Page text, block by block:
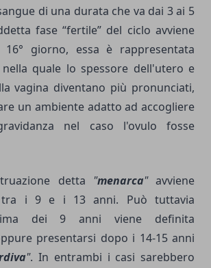
di una durata che va dai 3 ai 5
fase “fertile” del ciclo avviene
giorno, essa è rappresentata
nella quale lo spessore dell'utero e
vagina diventano più pronunciati,
un ambiente adatto ad accogliere
nel caso l'ovulo fosse
detta "menarca"avviene
tra i 9 e i 13 anni. Può tuttavia
dei 9 anni viene definita
presentarsi dopo i 14-15 anni
". In entrambi i casi sarebbero